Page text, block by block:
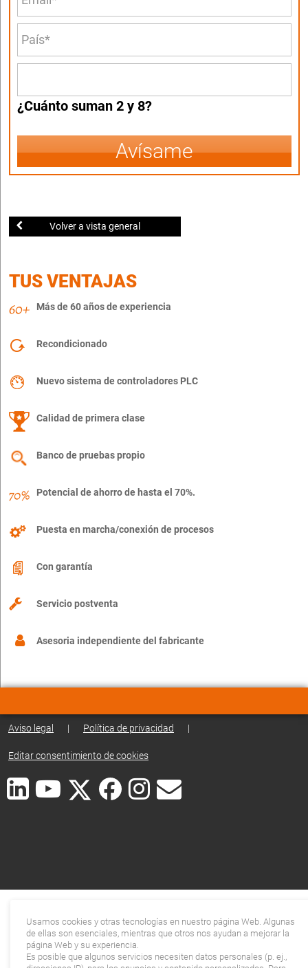
¿Cuánto suman 2 y 8?
Avísame
Volver a vista general
TUS VENTAJAS
Más de 60 años de experiencia
Recondicionado
Nuevo sistema de controladores PLC
Calidad de primera clase
Banco de pruebas propio
Potencial de ahorro de hasta el 70%.
Puesta en marcha/conexión de procesos
Con garantía
Servicio postventa
Asesoria independiente del fabricante
Aviso legal | Política de privacidad |
Editar consentimiento de cookies
Usamos cookies y otras tecnologías en nuestro página Web. Algunas
de ellas son esenciales, mientras que otros nos ayudan a mejorar la
página Web y su experiencia.
Es posible que algunos servicios necesiten datos personales (p. ej.,